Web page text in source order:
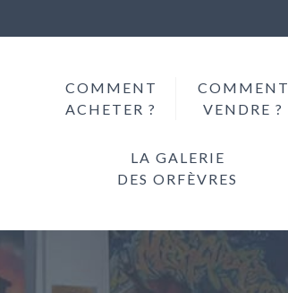
COMMENT
ACHETER ?
COMMENT
VENDRE ?
LA GALERIE
DES ORFÈVRES